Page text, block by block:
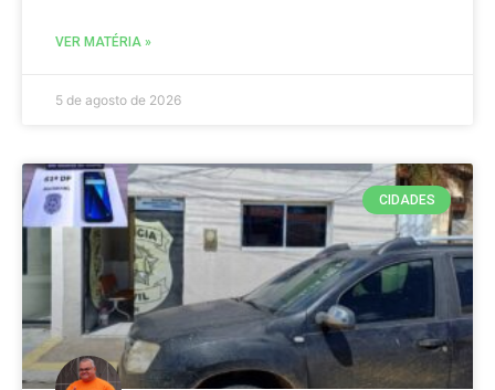
VER MATÉRIA »
5 de agosto de 2026
CIDADES